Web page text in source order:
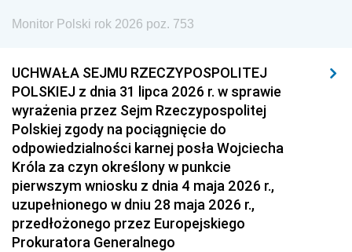
Monitor Polski rok 2026 poz. 753
UCHWAŁA SEJMU RZECZYPOSPOLITEJ
POLSKIEJ z dnia 31 lipca 2026 r. w sprawie
wyrażenia przez Sejm Rzeczypospolitej
Polskiej zgody na pociągnięcie do
odpowiedzialności karnej posła Wojciecha
Króla za czyn określony w punkcie
pierwszym wniosku z dnia 4 maja 2026 r.,
uzupełnionego w dniu 28 maja 2026 r.,
przedłożonego przez Europejskiego
Prokuratora Generalnego